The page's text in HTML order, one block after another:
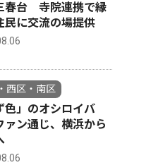
春台 寺院連携で縁
に交流の場提供
西区・南区
色」のオシロイバ
ン通じ、横浜から